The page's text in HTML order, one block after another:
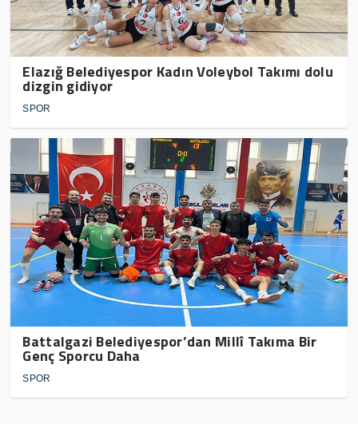
Elazığ Belediyespor Kadın Voleybol Takımı dolu
dizgin gidiyor
SPOR
Battalgazi Belediyespor’dan Millî Takıma Bir
Genç Sporcu Daha
SPOR